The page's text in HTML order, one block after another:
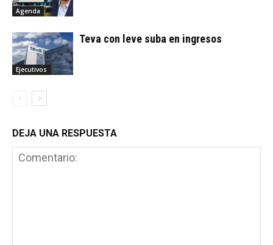
Agenda
Ejecutivos
Teva con leve suba en ingresos
DEJA UNA RESPUESTA